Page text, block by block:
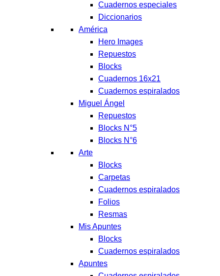
Cuadernos especiales
Diccionarios
América
Hero Images
Repuestos
Blocks
Cuadernos 16x21
Cuadernos espiralados
Miguel Ángel
Repuestos
Blocks N°5
Blocks N°6
Arte
Blocks
Carpetas
Cuadernos espiralados
Folios
Resmas
Mis Apuntes
Blocks
Cuadernos espiralados
Apuntes